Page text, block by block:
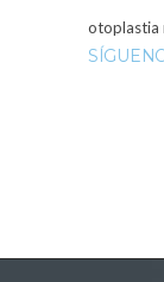
otoplastia